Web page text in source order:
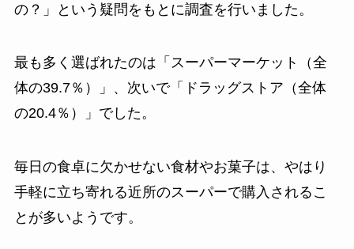
の？」という疑問をもとに調査を行いました。
最も多く選ばれたのは「スーパーマーケット（全
体の39.7％）」、次いで「ドラッグストア（全体
の20.4％）」でした。
毎日の食卓に欠かせない食材やお菓子は、やはり
手軽に立ち寄れる近所のスーパーで購入されるこ
とが多いようです。